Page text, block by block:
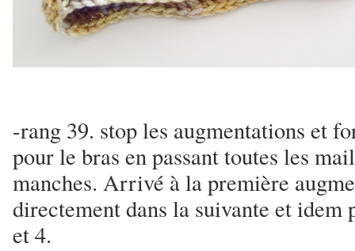
-rang 39. stop les augmentations et
pour le bras en passant toutes les
manches. Arrivé à la première
directement dans la suivante et idem
et 4.